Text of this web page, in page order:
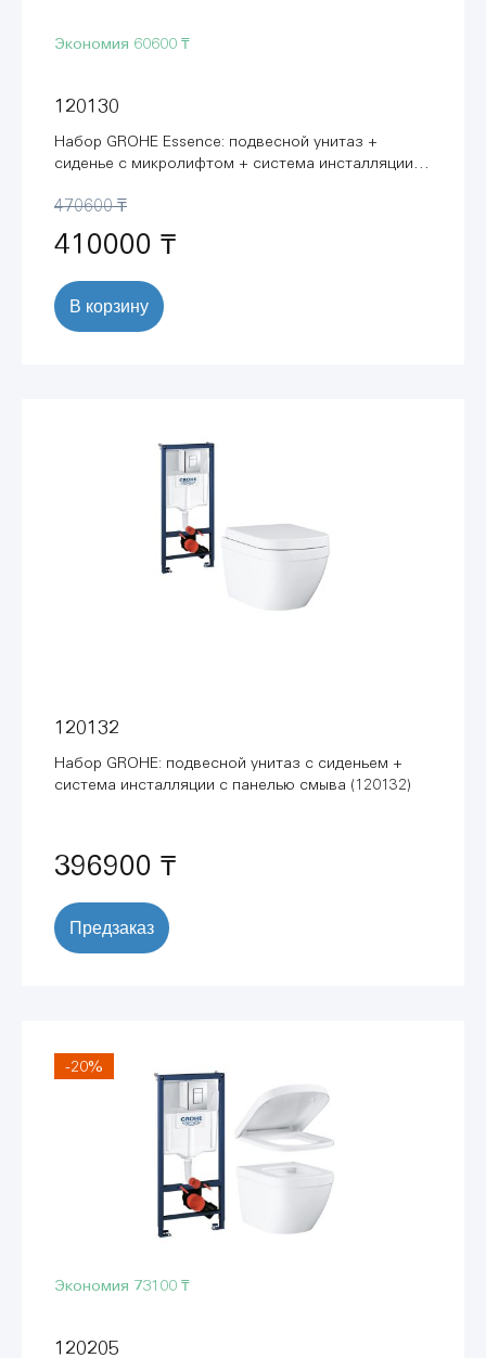
Экономия 60600 ₸
120130
Набор GROHE Essence: подвесной унитаз +
сиденье с микролифтом + система инсталляции с
470600 ₸
410000 ₸
В корзину
120132
Набор GROHE: подвесной унитаз с сиденьем +
система инсталляции с панелью смыва (120132)
396900 ₸
Предзаказ
-20%
Экономия 73100 ₸
120205